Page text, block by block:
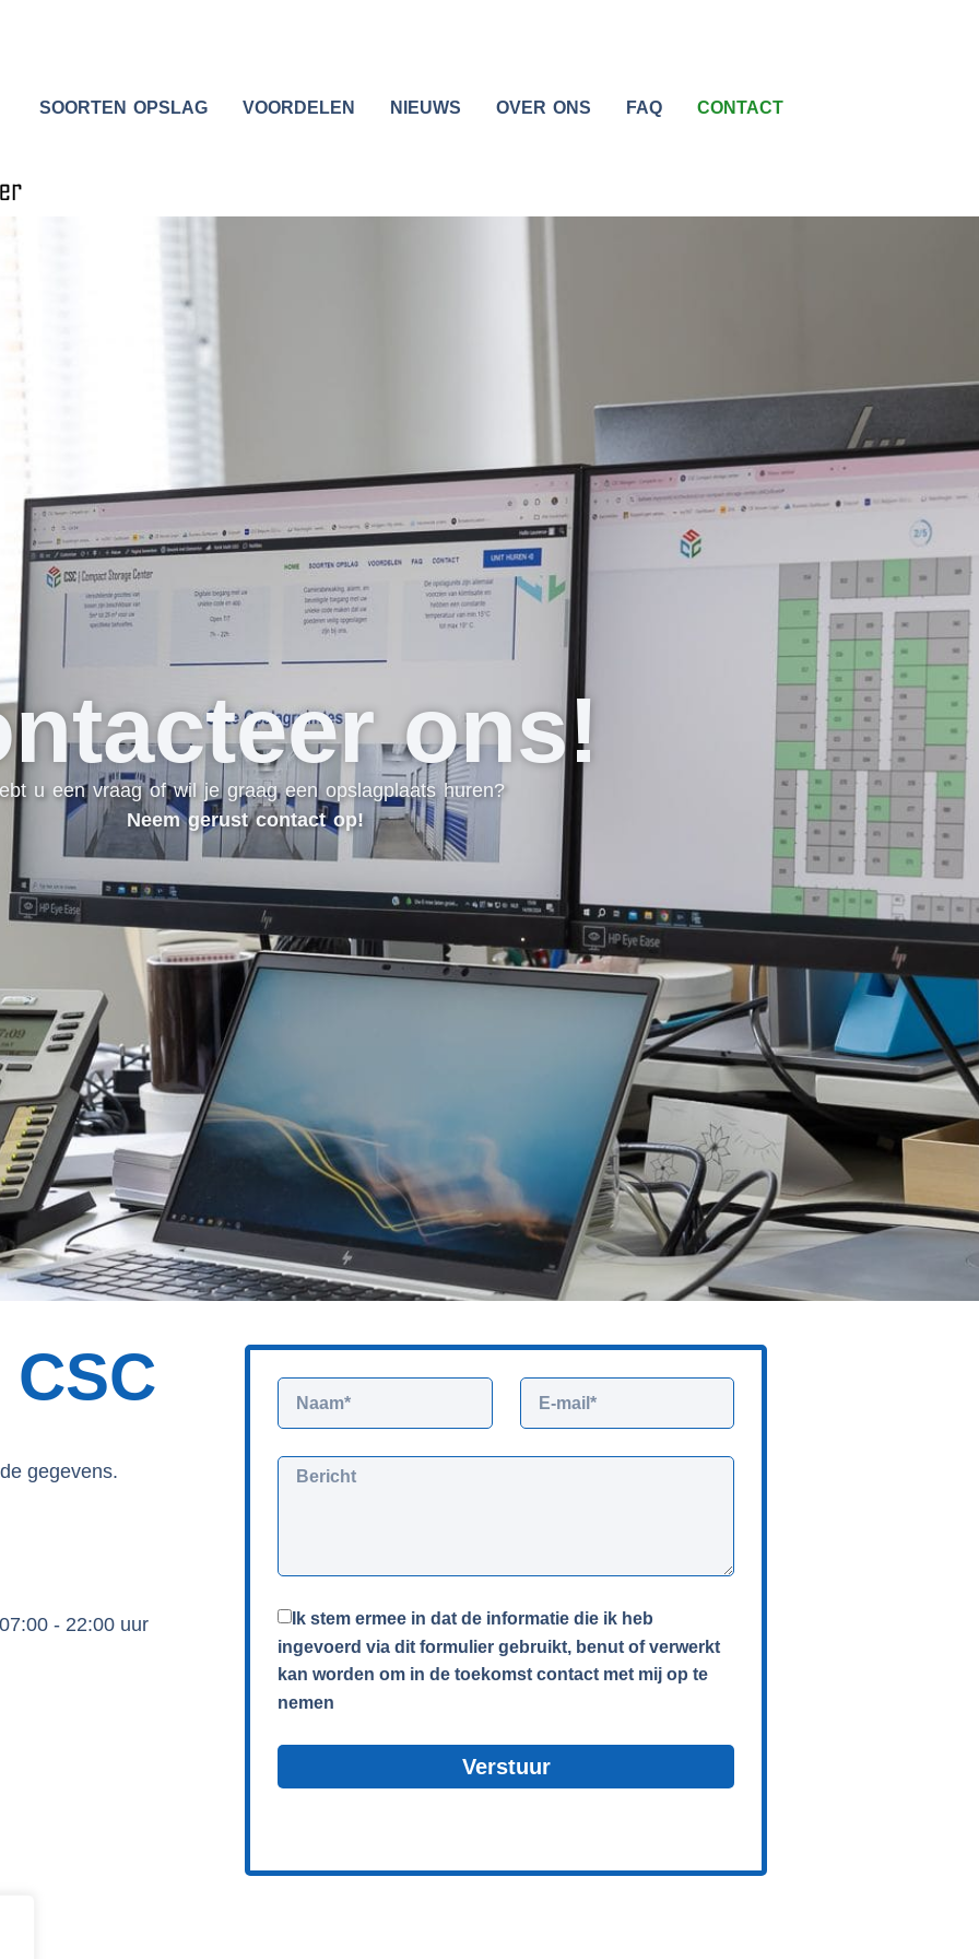
SOORTEN OPSLAG VOORDELEN NIEUWS OVER ONS FAQ CONTACT
ons!
u een vraag of wil je graag een opslagplaats huren?
Neem gerust contact op!
gegevens.
- 22:00 uur
​Ik stem ermee in dat de informatie die ik heb
ingevoerd via dit formulier gebruikt, benut of verwerkt
kan worden om in de toekomst contact met mij op te
nemen
Verstuur